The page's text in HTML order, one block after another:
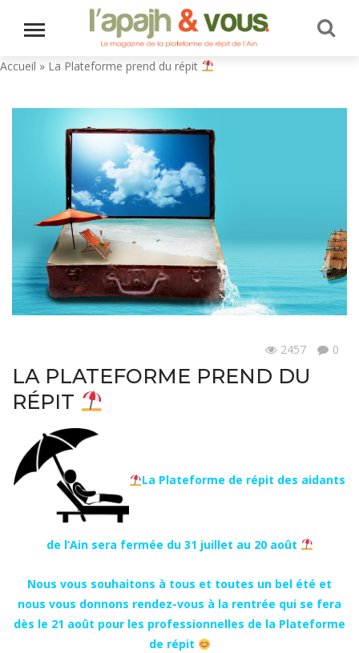
Accueil » La Plateforme prend du répit
2457 0
LA PLATEFORME PREND DU
RÉPIT
La Plateforme de répit des aidants
de l’Ain sera fermée du 31 juillet au 20 août
Nous vous souhaitons à tous et toutes un bel été et
nous vous donnons rendez-vous à la rentrée qui se fera
dès le 21 août pour les professionnelles de la Plateforme
de répit